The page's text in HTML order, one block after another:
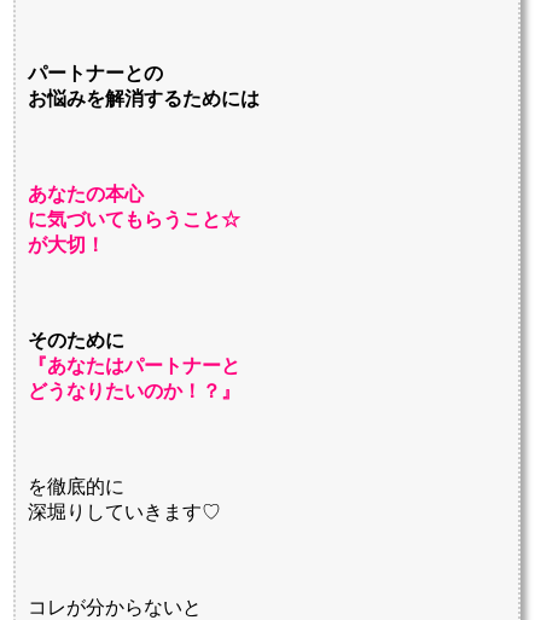
パートナーとの
お悩みを解消するためには
あなたの本心
に気づいてもらうこと☆
が大切！
そのために
『あなたはパートナーと
どうなりたいのか！？』
を徹底的に
深堀りしていきます♡
コレが分からないと